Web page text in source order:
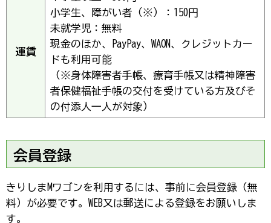
運賃
小学生、障がい者（※）：150円
未就学児：無料
現金のほか、PayPay、WAON、クレジットカー
ドも利用可能
（※身体障害者手帳、療育手帳又は精神障害
者保健福祉手帳の交付を受けている方及びそ
の付添人一人が対象）
会員登録
きりしまMワゴンを利用するには、事前に会員登録（無
料）が必要です。WEB又は郵送による登録をお願いしま
す。